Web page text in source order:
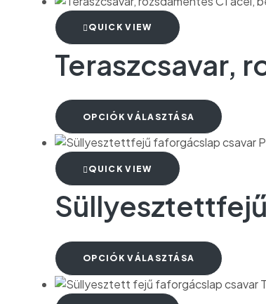
QUICK VIEW
Teraszcsavar,
OPCIÓK VÁLASZTÁSA
QUICK VIEW
OPCIÓK VÁLASZTÁSA